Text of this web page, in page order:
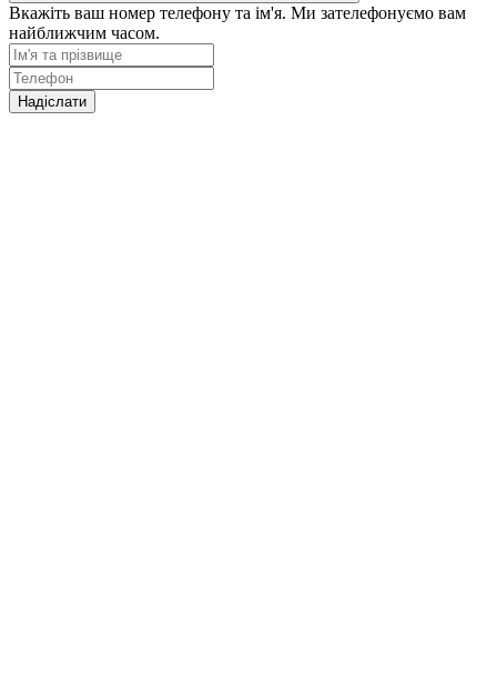
Вкажіть ваш номер телефону та ім'я. Ми зателефонуємо вам
найближчим часом.
Надіслати